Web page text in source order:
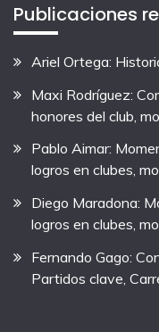
Publicaciones
Ariel Ortega:
Maxi Rodríguez:
honores del club,
Pablo Aimar:
logros en clubes,
Diego Maradona:
logros en clubes,
Fernando Gago:
Partidos clave,